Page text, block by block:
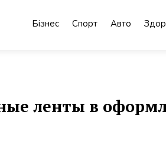
Бізнес Спорт Авто
ленты в